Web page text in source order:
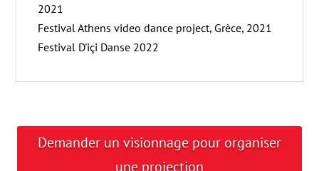
2021
Festival Athens video dance project, Grèce, 2021
Festival D'içi Danse 2022
Demander un visionnage pour organiser
une projection